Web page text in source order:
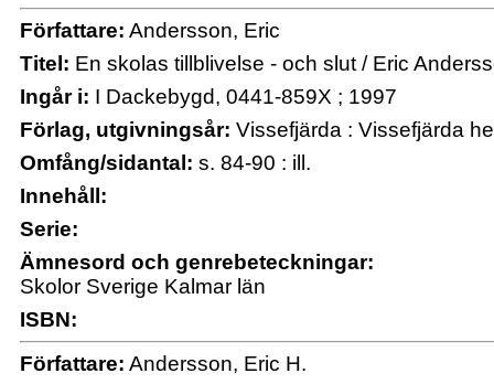
Författare: Andersson, Eric
Titel: En skolas tillblivelse - och slut / Eric
Ingår i: I Dackebygd, 0441-859X ; 1997
Förlag, utgivningsår: Vissefjärda : Vissefjärda
Omfång/sidantal: s. 84-90 : ill.
Innehåll:
Serie:
Ämnesord och genrebeteckningar:
Skolor Sverige Kalmar län
ISBN:
Författare: Andersson, Eric H.